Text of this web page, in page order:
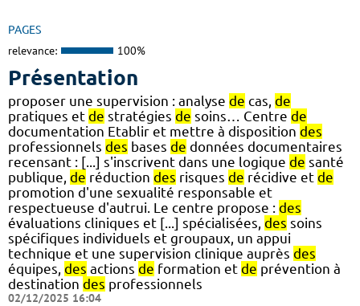
PAGES
relevance: 100%
Présentation
proposer une supervision : analyse de cas, de
pratiques et de stratégies de soins… Centre de
documentation Etablir et mettre à disposition des
professionnels des bases de données documentaires
recensant : [...] s'inscrivent dans une logique de santé
publique, de réduction des risques de récidive et de
promotion d'une sexualité responsable et
respectueuse d'autrui. Le centre propose : des
évaluations cliniques et [...] spécialisées, des soins
spécifiques individuels et groupaux, un appui
technique et une supervision clinique auprès des
équipes, des actions de formation et de prévention à
destination des professionnels
02/12/2025 16:04